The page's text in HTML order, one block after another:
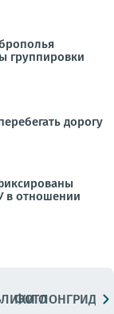
группировки
дорогу
в отношении
ФОТОЛОНГРИДЫ